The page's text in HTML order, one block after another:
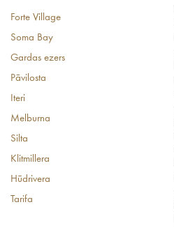
Forte Village
Soma Bay
Gardas ezers
Pāvilosta
Iteri
Melburna
Silta
Klitmillera
Hūdrivera
Tarifa